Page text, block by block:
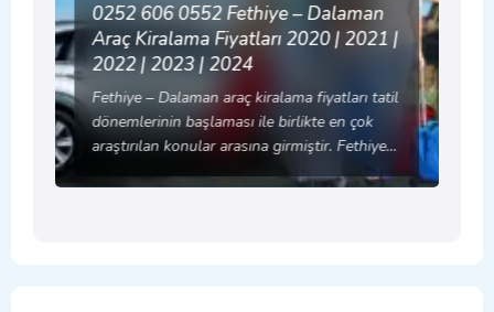
0252 606 0552 Fethiye – Dalaman
Araç Kiralama Fiyatları 2020 | 2021 |
2022 | 2023 | 2024
Fethiye – Dalaman araç kiralama fiyatları tatil
dönemlerinin başlaması ile birlikte en çok
araştırılan konular arasına girmiştir. Fethiye…